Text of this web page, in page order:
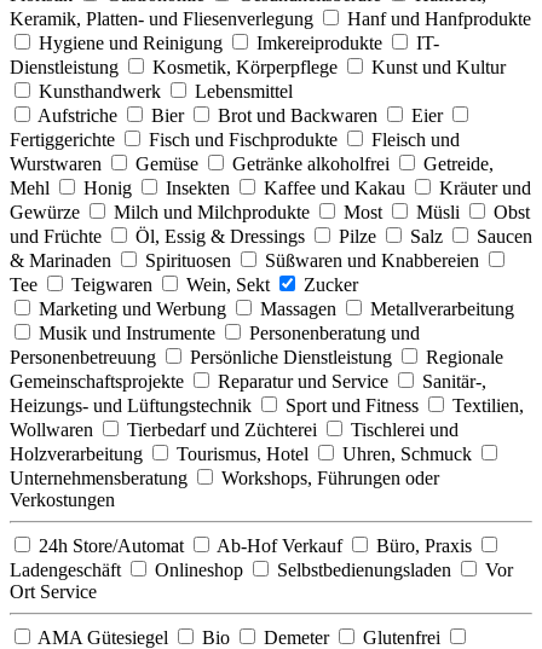
Keramik, Platten- und Fliesenverlegung
Hanf und Hanfprodukte
Hygiene und Reinigung
Imkereiprodukte
IT-
Dienstleistung
Kosmetik, Körperpflege
Kunst und Kultur
Kunsthandwerk
Lebensmittel
Aufstriche
Bier Brot und Backwaren
Eier
Fertiggerichte
Fisch und Fischprodukte
Fleisch und
Wurstwaren
Gemüse Getränke alkoholfrei
Getreide,
Mehl
Honig Insekten Kaffee und Kakau
Kräuter und
Gewürze
Milch und Milchprodukte Most Müsli
Obst
und Früchte
Öl, Essig & Dressings Pilze Salz
Saucen
& Marinaden
Spirituosen
Süßwaren und Knabbereien
Tee
Teigwaren Wein, Sekt
Zucker
Marketing und Werbung
Massagen
Metallverarbeitung
Musik und Instrumente
Personenberatung und
Personenbetreuung
Persönliche Dienstleistung
Regionale
Gemeinschaftsprojekte
Reparatur und Service
Sanitär-,
Heizungs- und Lüftungstechnik
Sport und Fitness
Textilien,
Wollwaren
Tierbedarf und Züchterei
Tischlerei und
Holzverarbeitung
Tourismus, Hotel
Uhren, Schmuck
Unternehmensberatung
Workshops, Führungen oder
Verkostungen
24h Store/Automat Ab-Hof Verkauf
Büro, Praxis
Ladengeschäft
Onlineshop Selbstbedienungsladen
Vor
Ort Service
AMA Gütesiegel Bio Demeter
Glutenfrei